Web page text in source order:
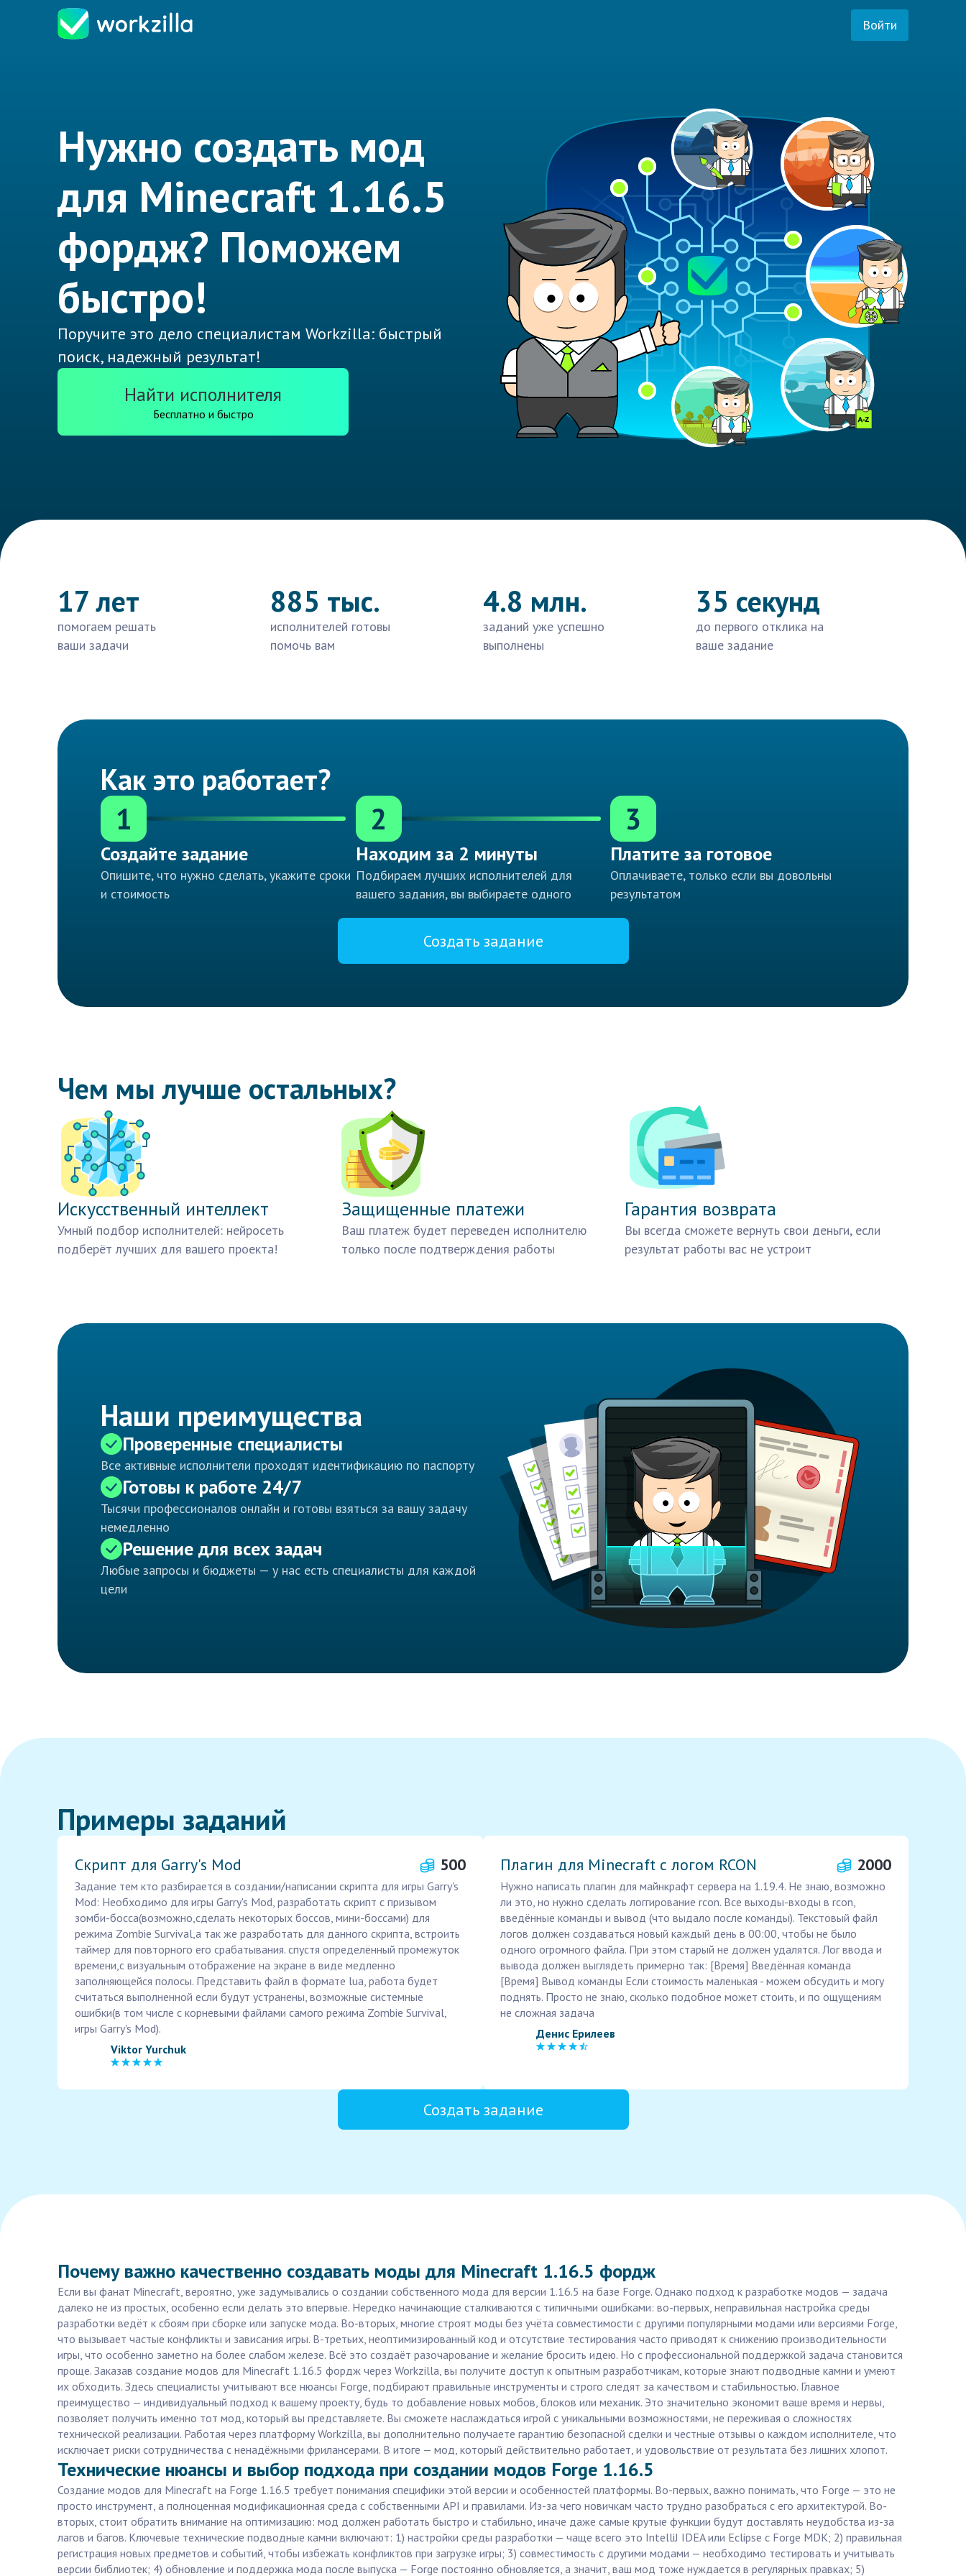
Войти
Нужно создать мод
для Minecraft 1.16.5
фордж? Поможем
быстро!
Поручите это дело специалистам Workzilla: быстрый
поиск, надежный результат!
Найти исполнителя
Бесплатно и быстро
17 лет
помогаем решать
ваши задачи
885 тыс.
исполнителей готовы
помочь вам
4.8 млн.
заданий уже успешно
выполнены
35 секунд
до первого отклика на
ваше задание
Как это работает?
1
Создайте задание
Опишите, что нужно сделать, укажите сроки
и стоимость
2
Находим за 2 минуты
Подбираем лучших исполнителей для
вашего задания, вы выбираете одного
3
Платите за готовое
Оплачиваете, только если вы довольны
результатом
Создать задание
Чем мы лучше остальных?
Искусственный интеллект
Умный подбор исполнителей: нейросеть
подберёт лучших для вашего проекта!
Защищенные платежи
Ваш платеж будет переведен исполнителю
только после подтверждения работы
Гарантия возврата
Вы всегда сможете вернуть свои деньги, если
результат работы вас не устроит
Наши преимущества
Проверенные специалисты
Все активные исполнители проходят идентификацию по паспорту
Готовы к работе 24/7
Тысячи профессионалов онлайн и готовы взяться за вашу задачу
немедленно
Решение для всех задач
Любые запросы и бюджеты — у нас есть специалисты для каждой
цели
Примеры заданий
Скрипт для Garry's Mod 500
Задание тем кто разбирается в создании/написании скрипта для игры Garry's
Mod: Необходимо для игры Garry's Mod, разработать скрипт с призывом
зомби-босса(возможно,сделать некоторых боссов, мини-боссами) для
режима Zombie Survival,а так же разработать для данного скрипта, встроить
таймер для повторного его срабатывания. спустя определённый промежуток
времени,с визуальным отображение на экране в виде медленно
заполняющейся полосы. Представить файл в формате lua, работа будет
считаться выполненной если будут устранены, возможные системные
ошибки(в том числе с корневыми файлами самого режима Zombie Survival,
игры Garry's Mod).
Viktor Yurchuk
Плагин для Minecraft с логом RCON 2000
Нужно написать плагин для майнкрафт сервера на 1.19.4. Не знаю, возможно
ли это, но нужно сделать логгирование rcon. Все выходы-входы в rcon,
введённые команды и вывод (что выдало после команды). Текстовый файл
логов должен создаваться новый каждый день в 00:00, чтобы не было
одного огромного файла. При этом старый не должен удалятся. Лог ввода и
вывода должен выглядеть примерно так: [Время] Введённая команда
[Время] Вывод команды Если стоимость маленькая - можем обсудить и могу
поднять. Просто не знаю, сколько подобное может стоить, и по ощущениям
не сложная задача
Денис Ерилеев
Создать задание
Почему важно качественно создавать моды для Minecraft 1.16.5 фордж
Если вы фанат Minecraft, вероятно, уже задумывались о создании собственного мода для версии 1.16.5 на базе Forge. Однако подход к разработке модов — задача
далеко не из простых, особенно если делать это впервые. Нередко начинающие сталкиваются с типичными ошибками: во-первых, неправильная настройка среды
разработки ведёт к сбоям при сборке или запуске мода. Во-вторых, многие строят моды без учёта совместимости с другими популярными модами или версиями Forge,
что вызывает частые конфликты и зависания игры. В-третьих, неоптимизированный код и отсутствие тестирования часто приводят к снижению производительности
игры, что особенно заметно на более слабом железе. Всё это создаёт разочарование и желание бросить идею. Но с профессиональной поддержкой задача становится
проще. Заказав создание модов для Minecraft 1.16.5 фордж через Workzilla, вы получите доступ к опытным разработчикам, которые знают подводные камни и умеют
их обходить. Здесь специалисты учитывают все нюансы Forge, подбирают правильные инструменты и строго следят за качеством и стабильностью. Главное
преимущество — индивидуальный подход к вашему проекту, будь то добавление новых мобов, блоков или механик. Это значительно экономит ваше время и нервы,
позволяет получить именно тот мод, который вы представляете. Вы сможете наслаждаться игрой с уникальными возможностями, не переживая о сложностях
технической реализации. Работая через платформу Workzilla, вы дополнительно получаете гарантию безопасной сделки и честные отзывы о каждом исполнителе, что
исключает риски сотрудничества с ненадёжными фрилансерами. В итоге — мод, который действительно работает, и удовольствие от результата без лишних хлопот.
Технические нюансы и выбор подхода при создании модов Forge 1.16.5
Создание модов для Minecraft на Forge 1.16.5 требует понимания специфики этой версии и особенностей платформы. Во-первых, важно понимать, что Forge — это не
просто инструмент, а полноценная модификационная среда с собственными API и правилами. Из-за чего новичкам часто трудно разобраться с его архитектурой. Во-
вторых, стоит обратить внимание на оптимизацию: мод должен работать быстро и стабильно, иначе даже самые крутые функции будут доставлять неудобства из-за
лагов и багов. Ключевые технические подводные камни включают: 1) настройки среды разработки — чаще всего это IntelliJ IDEA или Eclipse с Forge MDK; 2) правильная
регистрация новых предметов и событий, чтобы избежать конфликтов при загрузке игры; 3) совместимость с другими модами — необходимо тестировать и учитывать
версии библиотек; 4) обновление и поддержка мода после выпуска — Forge постоянно обновляется, а значит, ваш мод тоже нуждается в регулярных правках; 5)